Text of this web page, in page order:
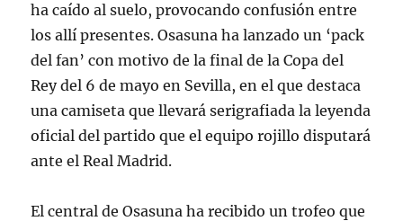
ha caído al suelo, provocando confusión entre
los allí presentes. Osasuna ha lanzado un ‘pack
del fan’ con motivo de la final de la Copa del
Rey del 6 de mayo en Sevilla, en el que destaca
una camiseta que llevará serigrafiada la leyenda
oficial del partido que el equipo rojillo disputará
ante el Real Madrid.
El central de Osasuna ha recibido un trofeo que